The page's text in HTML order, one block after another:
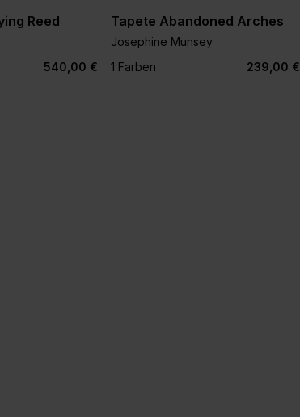
Reed
540,00 €
Tapete Abandoned Arches
Josephine Munsey
1 Farben
239,00 €